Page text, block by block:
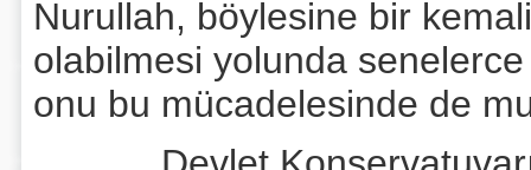
Nurullah, böylesine bir
olabilmesi yolunda senelerce
onu bu mücadelesinde de